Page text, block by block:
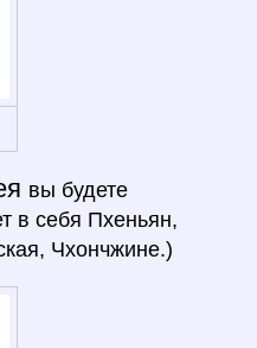
вы будете
в себя Пхеньян,
Чхончжине.)